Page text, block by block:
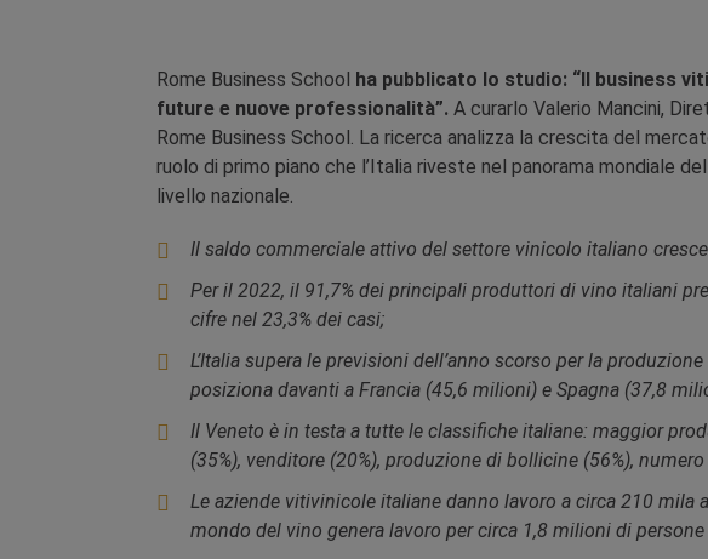
Rome Business School
ha pubblicato lo studio: “Il business
future e nuove professionalità”. A curarlo Valerio Mancini,
Rome Business School. La ricerca analizza la crescita del
ruolo di primo piano che l’Italia riveste nel panorama mondiale
livello nazionale.
Il saldo commerciale attivo del settore vinicolo italiano
Per il 2022, il 91,7% dei principali produttori di vino italiani
cifre nel 23,3% dei casi;
L’Italia supera le previsioni dell’anno scorso per la
posiziona davanti a Francia (45,6 milioni) e Spagna (37,8
Il Veneto è in testa a tutte le classifiche italiane: maggior
(35%), venditore (20%), produzione di bollicine (56%),
Le aziende vitivinicole italiane danno lavoro a circa 210 mila
mondo del vino genera lavoro per circa 1,8 milioni di